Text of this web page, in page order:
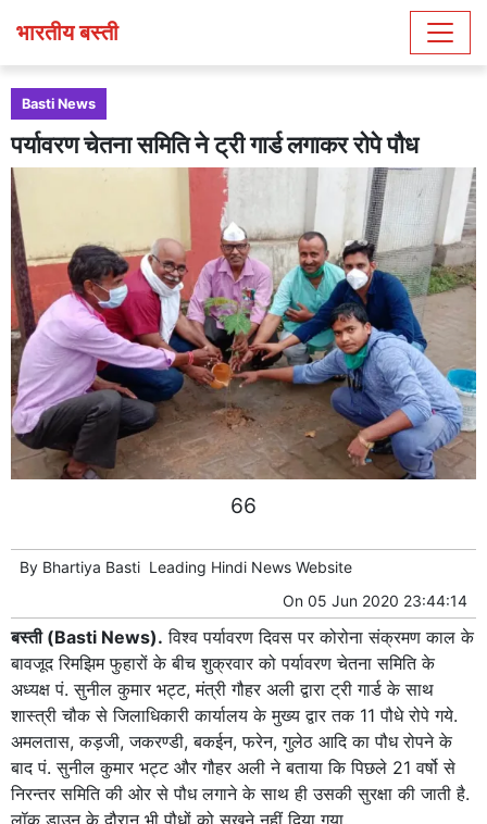
भारतीय बस्ती
Basti News
पर्यावरण चेतना समिति ने ट्री गार्ड लगाकर रोपे पौध
66
By Bhartiya Basti Leading Hindi News Website
On 05 Jun 2020 23:44:14
बस्ती (Basti News). विश्व पर्यावरण दिवस पर कोरोना संक्रमण काल के
बावजूद रिमझिम फुहारों के बीच शुक्रवार को पर्यावरण चेतना समिति के
अध्यक्ष पं. सुनील कुमार भट्ट, मंत्री गौहर अली द्वारा ट्री गार्ड के साथ
शास्त्री चौक से जिलाधिकारी कार्यालय के मुख्य द्वार तक 11 पौधे रोपे गये.
अमलतास, कड़जी, जकरण्डी, बकईन, फरेन, गुलेठ आदि का पौध रोपने के
बाद पं. सुनील कुमार भट्ट और गौहर अली ने बताया कि पिछले 21 वर्षो से
निरन्तर समिति की ओर से पौध लगाने के साथ ही उसकी सुरक्षा की जाती है.
लॉक डाउन के दौरान भी पौधों को सूखने नहीं दिया गया.